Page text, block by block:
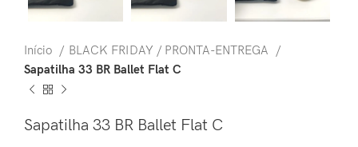
Início
BLACK FRIDAY / PRONTA-ENTREGA
Sapatilha 33 BR Ballet Flat C
Sapatilha 33 BR Ballet Flat C